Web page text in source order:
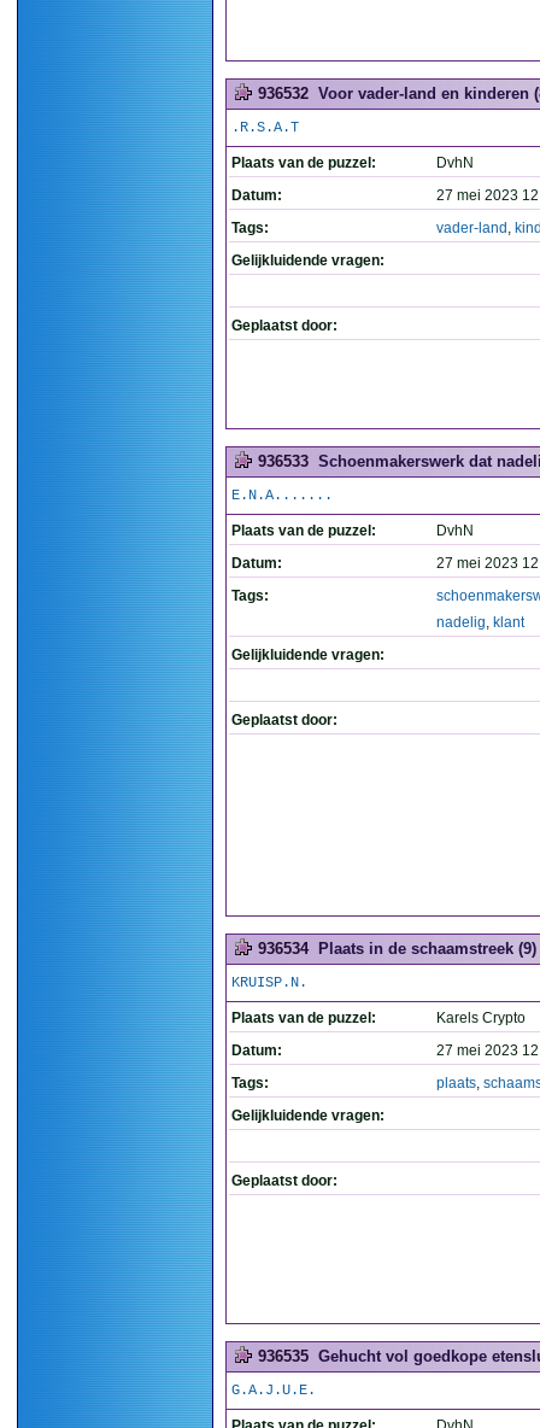
936532 Voor vader-land en kinderen
.R.S.A.T
Plaats van de puzzel:
DvhN
Datum:
27 mei 2023
Tags:
vader-land ,
Gelijkluidende vragen:
Geplaatst door:
936533 Schoenmakerswerk dat
E.N.A.......
Plaats van de puzzel:
DvhN
Datum:
27 mei 2023
Tags:
nadelig, klant
Gelijkluidende vragen:
Geplaatst door:
936534 Plaats in de schaamstreek (9)
KRUISP.N.
Plaats van de puzzel:
Karels Crypto
Datum:
27 mei 2023
Tags:
plaats,
Gelijkluidende vragen:
Geplaatst door:
936535 Gehucht vol goedkope
G.A.J.U.E.